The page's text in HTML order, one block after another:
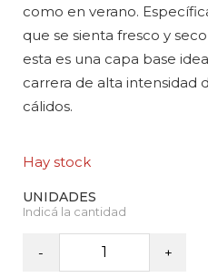
como en verano.
que se sienta fresco y
esta es una capa base
carrera de alta intensidad
cálidos.
Hay stock
-
GAINT
-
+